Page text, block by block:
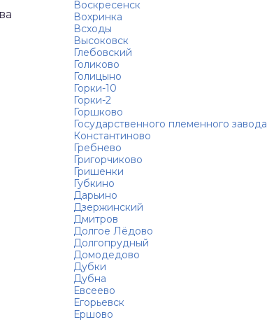
Воскресенск
Вохринка
Всходы
Высоковск
Глебовский
Голиково
Голицыно
Горки-10
Горки-2
Горшково
Государственного племенного завода
Константиново
Гребнево
Григорчиково
Гришенки
Губкино
Дарьино
Дзержинский
Дмитров
Долгое Лёдово
Долгопрудный
Домодедово
Дубки
Дубна
Евсеево
Егорьевск
Ершово